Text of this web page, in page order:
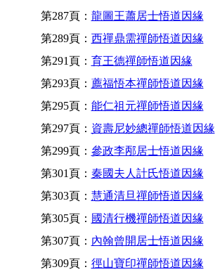
第287頁： 龍圖王蕭居士悟道因緣
第289頁： 西禪鼎需禪師悟道因緣
第291頁： 育王德禪師悟道因緣
第293頁： 薦福悟本禪師悟道因緣
第295頁： 能仁祖元禪師悟道因緣
第297頁： 資壽尼妙總禪師悟道因緣
第299頁： 參政李邴居士悟道因緣
第301頁： 秦國夫人計氏悟道因緣
第303頁： 慧通清旦禪師悟道因緣
第305頁： 國清行機禪師悟道因緣
第307頁： 內翰曾開居士悟道因緣
第309頁： 徑山寶印禪師悟道因緣